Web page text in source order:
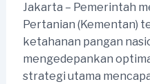
Jakarta – Pemerintah
Pertanian (Kementan)
ketahanan pangan
mengedepankan
strategi utama